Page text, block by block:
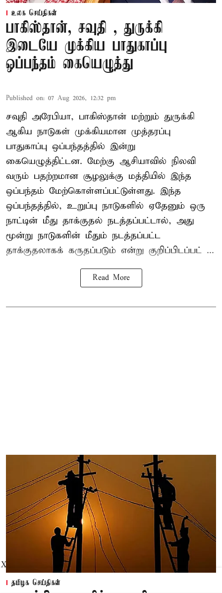
உலக செய்திகள்
பாகிஸ்தான், சவுதி , துருக்கி
இடையே முக்கிய பாதுகாப்பு
ஒப்பந்தம் கையெழுத்து
Published on: 07 Aug 2026, 12:32 pm
சவுதி அரேபியா, பாகிஸ்தான் மற்றும் துருக்கி
ஆகிய நாடுகள் முக்கியமான முத்தரப்பு
பாதுகாப்பு ஒப்பந்தத்தில் இன்று
கையெழுத்திட்டன. மேற்கு ஆசியாவில் நிலவி
வரும் பதற்றமான சூழலுக்கு மத்தியில் இந்த
ஒப்பந்தம் மேற்கொள்ளப்பட்டுள்ளது. இந்த
ஒப்பந்தத்தில், உறுப்பு நாடுகளில் ஏதேனும் ஒரு
நாட்டின் மீது தாக்குதல் நடத்தப்பட்டால், அது
மூன்று நாடுகளின் மீதும் நடத்தப்பட்ட
தாக்குதலாகக் கருதப்படும் என்று குறிப்பிடப்பட் ...
Read More
தமிழக செய்திகள்
X